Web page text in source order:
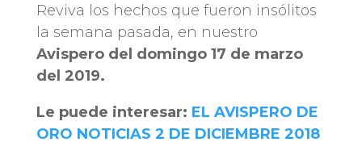
Reviva los hechos que fueron insólitos
la semana pasada, en nuestro
Avispero del domingo 17 de marzo
del 2019.
Le puede interesar: EL AVISPERO DE
ORO NOTICIAS 2 DE DICIEMBRE 2018